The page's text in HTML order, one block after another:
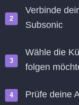
Verbinde
Subsonic
Wähle die
folgen
Prüfe deine